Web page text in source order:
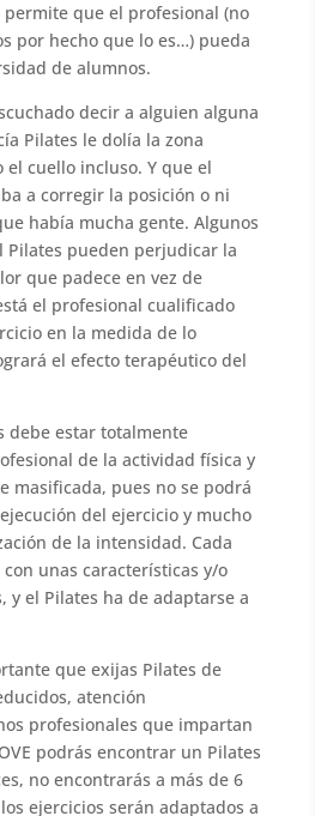
que el profesional (no
por hecho que lo es…) pueda
de alumnos.
decir a alguien alguna
Pilates le dolía la zona
cuello incluso. Y que el
a corregir la posición o ni
había mucha gente. Algunos
Pilates pueden perjudicar la
que padece en vez de
el profesional cualificado
en la medida de lo
el efecto terapéutico del
debe estar totalmente
de la actividad física y
masificada, pues no se podrá
del ejercicio y mucho
de la intensidad. Cada
unas características y/o
y el Pilates ha de adaptarse a
que exijas Pilates de
atención
profesionales que impartan
podrás encontrar un Pilates
no encontrarás a más de 6
ejercicios serán adaptados a